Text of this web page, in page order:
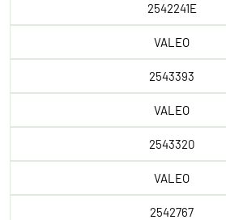
2542241E
VALEO
2543393
VALEO
2543320
VALEO
2542767